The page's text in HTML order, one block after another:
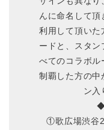
んに命名して
利用して頂いた
ードと、スタン
べてのコラボル
制覇した方の中
ン入
◆
①歌広場渋谷